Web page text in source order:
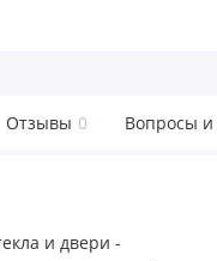
Отзывы 0 Вопросы и
и двери -